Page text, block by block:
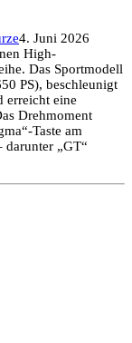
4. Juni 2026
High-
Das Sportmodell
PS), beschleunigt
erreicht eine
Drehmoment
Taste am
darunter „GT“